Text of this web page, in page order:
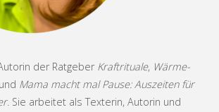
der Ratgeber Kraftrituale, Wärme-
Mama macht mal Pause: Auszeiten für
. Sie arbeitet als Texterin, Autorin und